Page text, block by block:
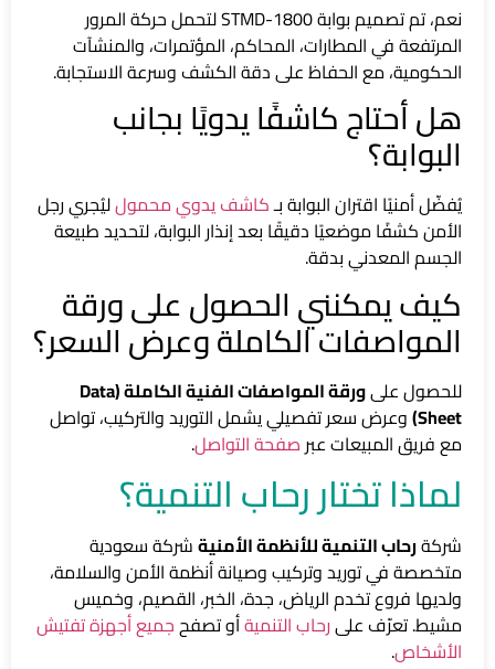
نعم، تم تصميم بوابة STMD-1800 لتحمل حركة المرور
المرتفعة في المطارات، المحاكم، المؤتمرات، والمنشآت
الحكومية، مع الحفاظ على دقة الكشف وسرعة الاستجابة.
هل أحتاج كاشفًا يدويًا بجانب
البوابة؟
يُفضّل أمنيًا اقتران البوابة بـكاشف يدوي محمولليُجري رجل
الأمن كشفًا موضعيًا دقيقًا بعد إنذار البوابة، لتحديد طبيعة
الجسم المعدني بدقة.
كيف يمكنني الحصول على ورقة
المواصفات الكاملة وعرض السعر؟
للحصول على
ورقة المواصفات الفنية الكاملة (Data
Sheet) وعرض سعر تفصيلي يشمل التوريد والتركيب، تواصل
مع فريق المبيعات عبر صفحة التواصل.
لماذا تختار رحاب التنمية؟
شركةرحاب التنمية للأنظمة الأمنيةشركة سعودية
متخصصة في توريد وتركيب وصيانة أنظمة الأمن والسلامة،
ولديها فروع تخدم الرياض، جدة، الخبر، القصيم، وخميس
مشيط. تعرّف علىرحاب التنميةأو تصفحجميع أجهزة تفتيش
الأشخاص.